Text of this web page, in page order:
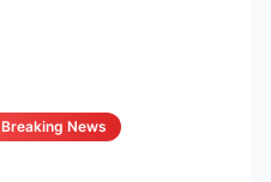
Breaking News